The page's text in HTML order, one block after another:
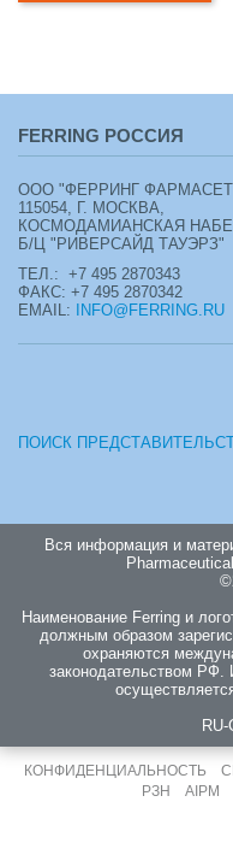
FERRING РОССИЯ
ООО "ФЕРРИНГ
115054, Г. МОСКВА,
КОСМОДАМИАНСКАЯ
Б/Ц "РИВЕРСАЙД ТАУЭРЗ"
ТЕЛ.: +7 495 2870343
ФАКС: +7 495 2870342
EMAIL: INFO@FERRING.RU
ПОИСК
Вся информация и
Наименование Ferring и
должным образом
охраняются
законодательством РФ.
RU-
КОНФИДЕНЦИАЛЬНОСТЬ
РЗН
AIPM